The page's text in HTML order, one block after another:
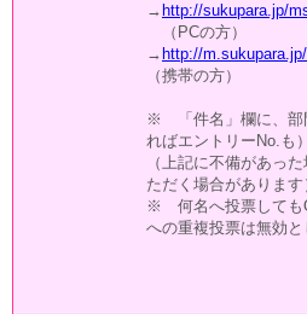
→ http://sukupara.jp/
（PCの方）
→ http://
（携帯の方）
※ 「件名」欄に、部
ればエントリーNo.も
（上記に不備があっ
ただく場合があります
※ 何名へ投票しても
への重複投票は無効と